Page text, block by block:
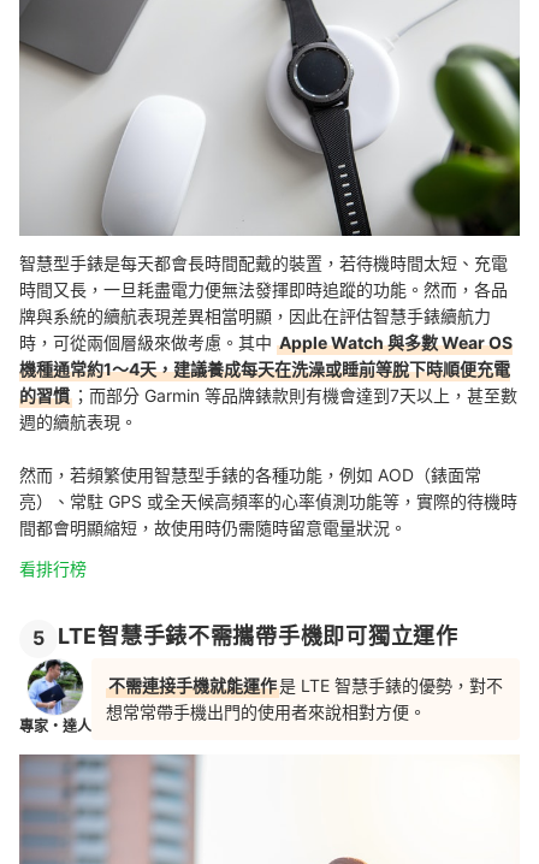
智慧型手錶是每天都會長時間配戴的裝置，若待機時間太短、充電
時間又長，一旦耗盡電力便無法發揮即時追蹤的功能。然而，各品
牌與系統的續航表現差異相當明顯，因此在評估智慧手錶續航力
時，可從兩個層級來做考慮。其中 Apple Watch 與多數 Wear OS
機種通常約1～4天，建議養成每天在洗澡或睡前等脫下時順便充電
的習慣 ；而部分 Garmin 等品牌錶款則有機會達到7天以上，甚至數
週的續航表現。
然而，若頻繁使用智慧型手錶的各種功能，例如 AOD（錶面常
亮）、常駐 GPS 或全天候高頻率的心率偵測功能等，實際的待機時
間都會明顯縮短，故使用時仍需隨時留意電量狀況。
看排行榜
5 LTE智慧手錶不需攜帶手機即可獨立運作
專家・達人
不需連接手機就能運作是 LTE 智慧手錶的優勢，對不
想常常帶手機出門的使用者來說相對方便。